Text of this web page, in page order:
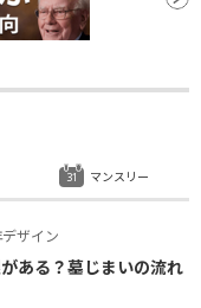
ザイン
ある？墓じまいの流れ
マンスリー